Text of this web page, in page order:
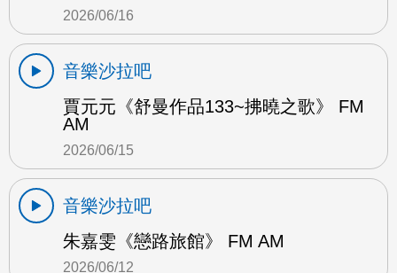
2026/06/16
音樂沙拉吧
賈元元《舒曼作品133~拂曉之歌》 FM
AM
2026/06/15
音樂沙拉吧
朱嘉雯《戀路旅館》 FM AM
2026/06/12